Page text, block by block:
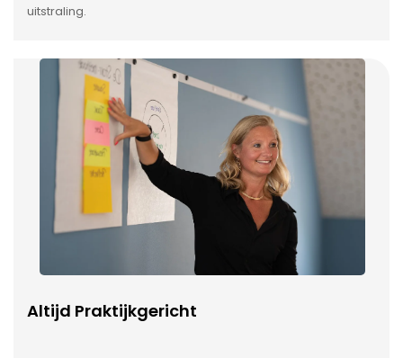
uitstraling.
Altijd Praktijkgericht